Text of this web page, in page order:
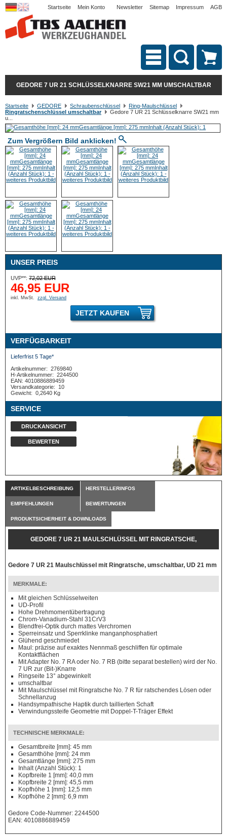
Startseite Mein Konto Newsletter Sitemap Impressum AGB
GEDORE 7 UR 21 SCHLÜSSELKNARRE SW21 MM UMSCHALTBAR
Startseite GEDORE Schraubenschlüssel
Ring-Maulschlüssel
Ringratschenschlüssel umschaltbar
Gedore 7 UR 21 Schlüsselknarre SW21 mm
u...
Zum Vergrößern Bild anklicken!
UNSER PREIS
UVP**: 72,02 EUR
46,95 EUR
inkl. MwSt. zzgl. Versand
JETZT KAUFEN
VERFÜGBARKEIT
Lieferfrist 5 Tage*
Artikelnummer: 2769840
H-Artikelnummer: 2244500
EAN: 4010886889459
Versandkategorie:
10
Gewicht: 0,2640 Kg
SERVICE
DRUCKANSICHT
BEWERTEN
ARTIKELBESCHREIBUNG HERSTELLERINFOS
EMPFEHLUNGEN BEWERTUNGEN
PRODUKTSICHERHEIT & DOWNLOADS
GEDORE 7 UR 21 MAULSCHLÜSSEL MIT RINGRATSCHE,
Gedore 7 UR 21 Maulschlüssel mit Ringratsche, umschaltbar, UD 21 mm
MERKMALE:
Mit gleichen Schlüsselweiten
UD-Profil
Hohe Drehmomentübertragung
Chrom-Vanadium-Stahl 31CrV3
Blendfrei-Optik durch mattes Verchromen
Sperreinsatz und Sperrklinke manganphosphatiert
Glühend geschmiedet
Maul: präzise auf exaktes Nennmaß geschliffen für optimale
Kontaktflächen
Mit Adapter No. 7 RA oder No. 7 RB (bitte separat bestellen) wird der No.
7 UR zur (Bit-)Knarre
Ringseite 13° abgewinkelt
umschaltbar
Mit Maulschlüssel mit Ringratsche No. 7 R für ratschendes Lösen oder
Schnellanzug
Handsympathische Haptik durch taillierten Schaft
Verwindungssteife Geometrie mit Doppel-T-Träger Effekt
TECHNISCHE MERKMALE:
Gesamtbreite [mm]: 45 mm
Gesamthöhe [mm]: 24 mm
Gesamtlänge [mm]: 275 mm
Inhalt (Anzahl Stück): 1
Kopfbreite 1 [mm]: 40,0 mm
Kopfbreite 2 [mm]: 45,5 mm
Kopfhöhe 1 [mm]: 12,5 mm
Kopfhöhe 2 [mm]: 6,9 mm
Gedore Code-Nummer: 2244500
EAN: 4010886889459